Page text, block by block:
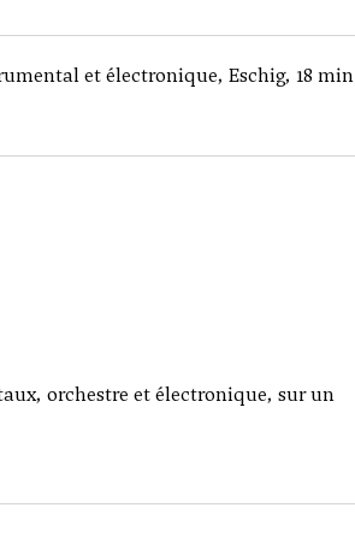
et électronique, Eschig, 18 min
orchestre et électronique, sur un